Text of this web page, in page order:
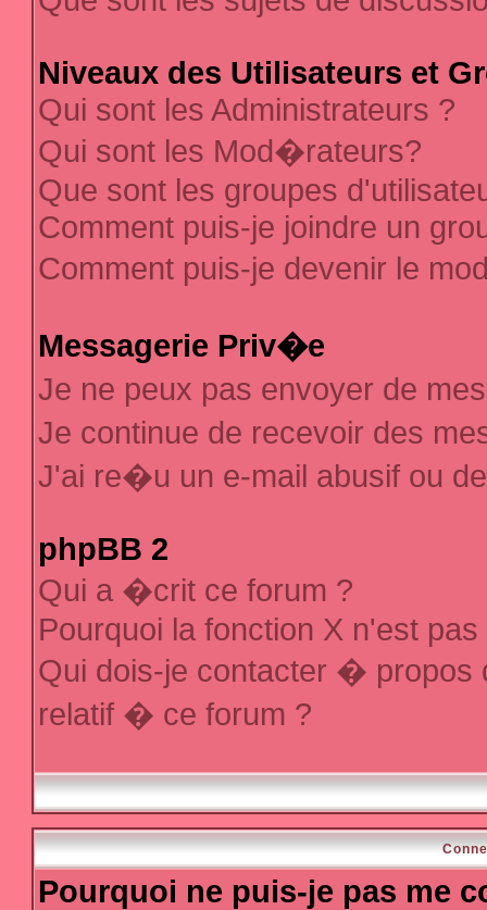
Niveaux des Utilisateurs et
Qui sont les Administrateurs ?
Qui sont les Mod�rateurs?
Que sont les groupes
Comment puis-je joindre un
Comment puis-je devenir le
Messagerie Priv�e
Je ne peux pas envoyer de
Je continue de recevoir des
J'ai re�u un e-mail abusif ou
phpBB 2
Qui a �crit ce forum ?
Pourquoi la fonction X n'est
Qui dois-je contacter �
relatif � ce forum ?
Pourquoi ne puis-je pas me